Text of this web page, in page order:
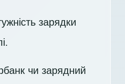
зарядки
чи зарядний